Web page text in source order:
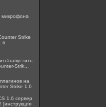
микрофона
Strike
Strik...
на
Strike 1.6
1.6 сервер